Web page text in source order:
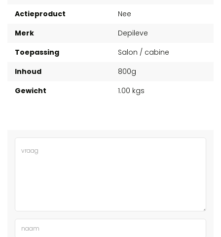
Actieproduct
Nee
Merk
Depileve
Toepassing
Salon / cabine
Inhoud
800g
Gewicht
1.00 kgs